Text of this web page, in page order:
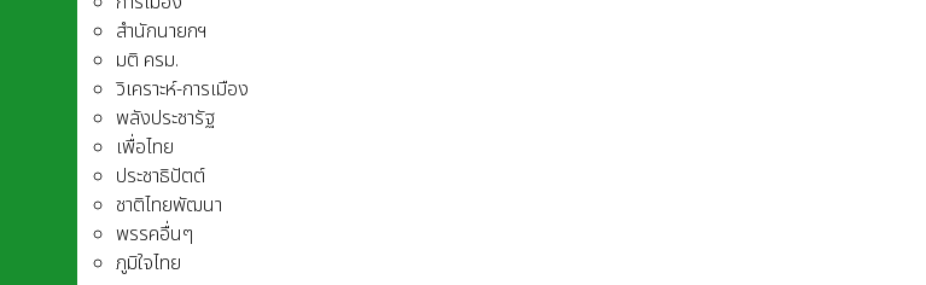
สำนักนายกฯ
มติ ครม.
วิเคราะห์-การเมือง
พลังประชารัฐ
เพื่อไทย
ประชาธิปัตต์
ชาติไทยพัฒนา
พรรคอื่นๆ
ภูมิใจไทย